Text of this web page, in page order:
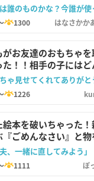
1300 はなさかか
がお友達のおもちゃを
た！！相手の子にはど
ける？
1226
絵本を破いちゃった
『ごめんなさい』と物
る心
夫、一緒に直してみよう」
1111 ぽ